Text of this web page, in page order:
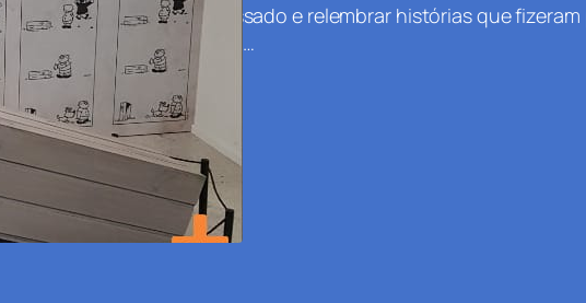
Já pensou em voltar ao passado e relembrar histórias que
Turma da Mônica marcou e…
9 de dezembro de 2019